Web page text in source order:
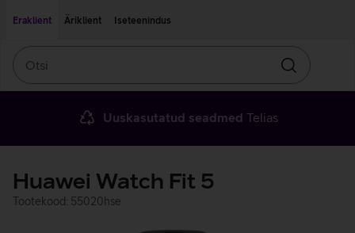
Eraklient
Äriklient Iseteenindus
Otsin
Uuskasutatud seadmed Telias
Huawei Watch Fit 5
Tootekood: 55020hse